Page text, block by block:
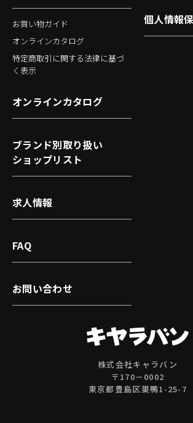
株式会社キャラバン
〒170－0002
東京都豊島区巣鴨1-25-7
お買い物ガイド
オンラインカタログ
特定商取引に関する法律に基づ
く表示
個人情報
オンラインカタログ
ブランド別取り扱い
ショップリスト
求人情報
FAQ
お問い合わせ